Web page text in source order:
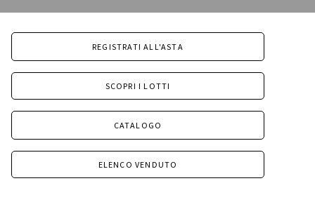
REGISTRATI ALL'ASTA
SCOPRI I LOTTI
CATALOGO
ELENCO VENDUTO